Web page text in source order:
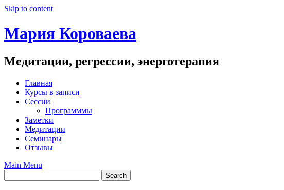
Skip to content
Мария Короваева
Медитации, регрессии, энерготерапия
Главная
Курсы в записи
Сессии
Программмы
Заметки
Медитации
Семинары
Отзывы
Main Menu